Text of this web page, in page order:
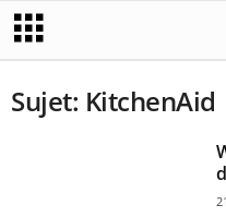
Sujet: KitchenAid